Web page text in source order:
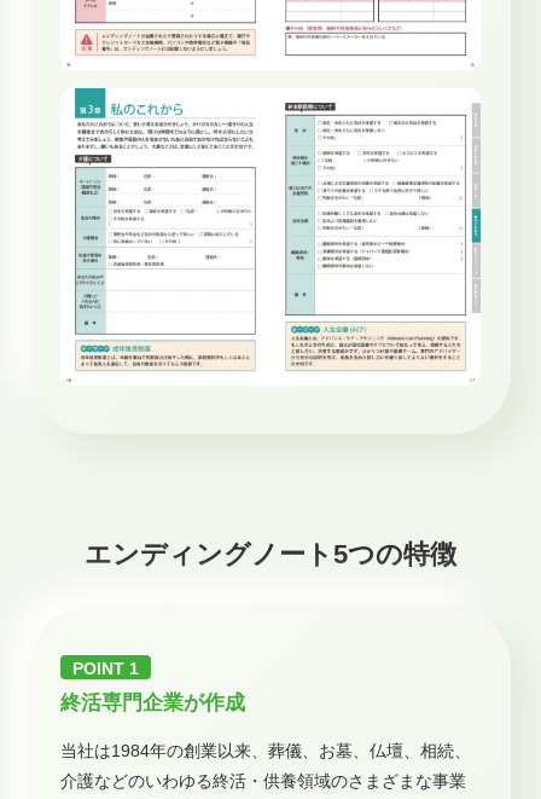
エンディングノート5つの特徴
終活専門企業が作成
当社は1984年の創業以来、葬儀、お墓、仏壇、相続、
介護などのいわゆる終活・供養領域のさまざまな事業